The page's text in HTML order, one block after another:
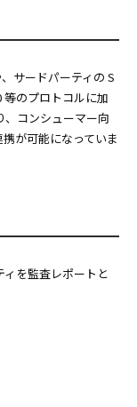
サードパーティの S
等のプロトコルに加
、コンシューマー向
が可能になっていま
を監査レポートと